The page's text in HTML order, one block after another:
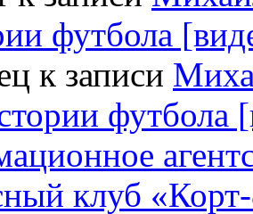
футбола
к записи
футбола
клуб «Корт-